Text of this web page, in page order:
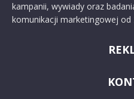
kampanii, wywiady oraz
komunikacji marketingowej od